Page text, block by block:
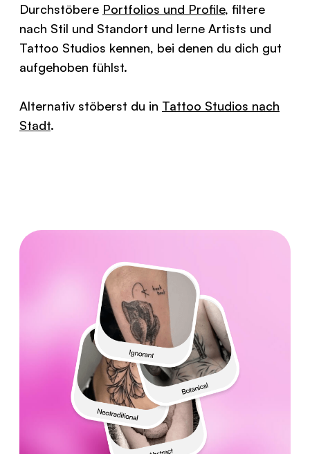
Durchstöbere Portfolios und Profile, filtere
nach Stil und Standort und lerne Artists und
Tattoo Studios kennen, bei denen du dich gut
aufgehoben fühlst.
Alternativ stöberst du in Tattoo Studios nach
Stadt.